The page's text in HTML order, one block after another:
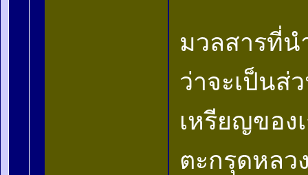
มวลสารที่
ว่าจะเป็นส่
เหรียญของ
ตะกรุดหล